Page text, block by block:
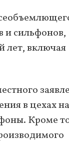
и сильфонов,
лет, включая
в цехах на
Кроме